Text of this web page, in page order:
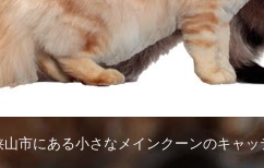
市にある小さなメインクーンのキャ